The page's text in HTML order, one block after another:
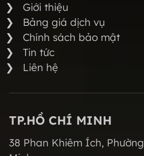
Giới thiệu
Bảng giá dịch vụ
Chính sách bảo mật
Tin tức
Liên hệ
TP.HỒ CHÍ MINH
38 Phan Khiêm Ích,